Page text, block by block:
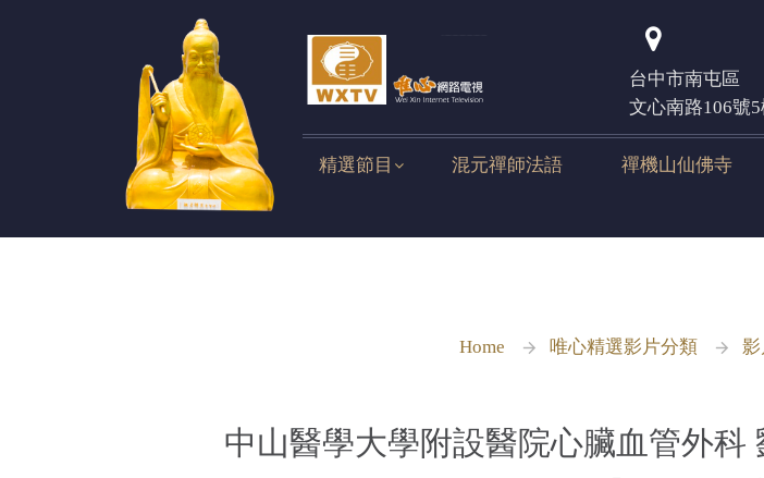
台中市南屯區
文心南路106號
精選節目 混元禪師法語 禪機山仙佛寺
Home 唯心精選影片分類
中山醫學大學附設醫院心臟血管外科